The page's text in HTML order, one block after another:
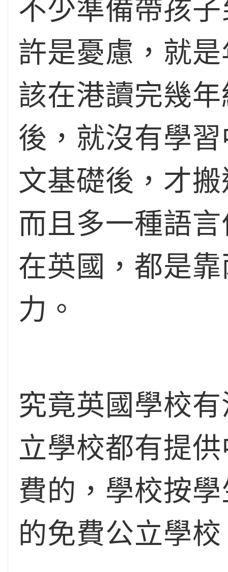
不少準備帶孩
許是憂慮，就
該在港讀完幾
後，就沒有學
文基礎後，才
而且多一種語
在英國，都是
力。
究竟英國學校
立學校都有提
費的，學校按
的免費公立學